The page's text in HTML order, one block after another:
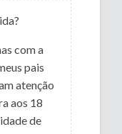
com a
pais
atenção
aos 18
de